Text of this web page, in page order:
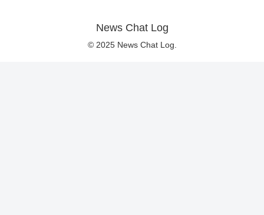
News Chat Log
© 2025 News Chat Log.